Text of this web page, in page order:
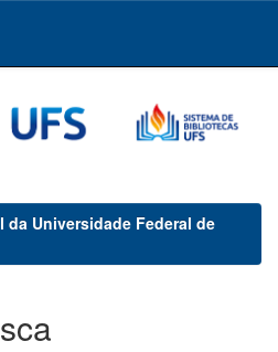
Universidade Federal de